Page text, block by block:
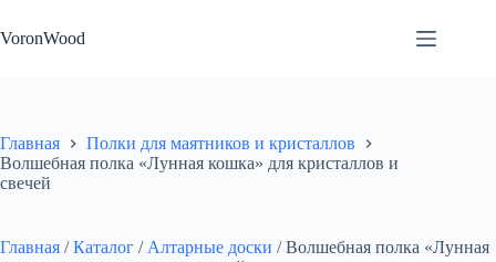
к
сути
VoronWood
Главная
Полки для маятников и кристаллов
Волшебная полка «Лунная кошка» для кристаллов и
свечей
Главная / Каталог / Алтарные доски / Волшебная полка «Лунная